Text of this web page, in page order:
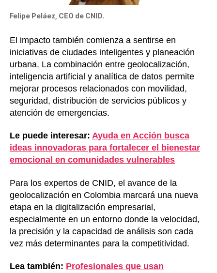
Felipe Peláez, CEO de CNID.
El impacto también comienza a sentirse en
iniciativas de ciudades inteligentes y planeación
urbana. La combinación entre geolocalización,
inteligencia artificial y analítica de datos permite
mejorar procesos relacionados con movilidad,
seguridad, distribución de servicios públicos y
atención de emergencias.
Le puede interesar: Ayuda en Acción busca
ideas innovadoras para fortalecer el bienestar
emocional en comunidades vulnerables
Para los expertos de CNID, el avance de la
geolocalización en Colombia marcará una nueva
etapa en la digitalización empresarial,
especialmente en un entorno donde la velocidad,
la precisión y la capacidad de análisis son cada
vez más determinantes para la competitividad.
Lea también: Profesionales que usan